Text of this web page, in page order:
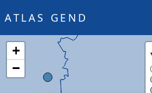
ATLAS GEND
+
−